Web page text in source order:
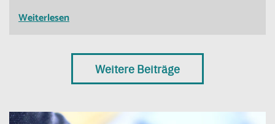
Weiterlesen
Weitere Beiträge